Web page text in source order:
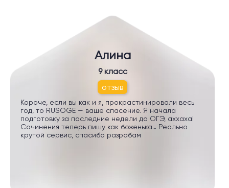
Алина
9 класс
отзыв
Короче, если вы как и я, прокрастинировали весь
год, то RUSOGE — ваше спасение. Я начала
подготовку за последние недели до ОГЭ, аххаха!
Сочинения теперь пишу как боженька… Реально
крутой сервис, спасибо разрабам